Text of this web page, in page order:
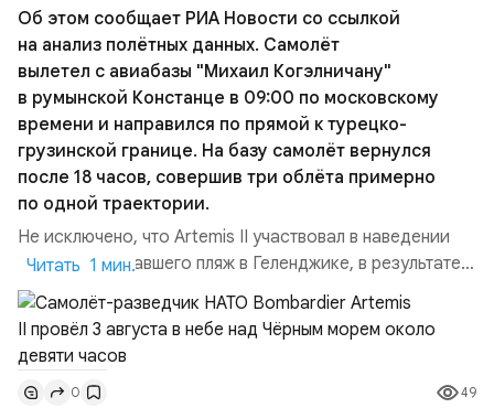
Об этом сообщает РИА Новости со ссылкой
на анализ полётных данных. Самолёт
вылетел с авиабазы "Михаил Когэлничану"
в румынской Констанце в 09:00 по московскому
времени и направился по прямой к турецко-
грузинской границе. На базу самолёт вернулся
после 18 часов, совершив три облёта примерно
по одной траектории.
Не исключено, что Artemis II участвовал в наведении
дрона, атаковавшего пляж в Геленджике, в результате
чего погибло 7 человек, включая троих детей. Позже
турецкая газета Cumhuriyet сообщила об атаке
украинских дронов в Чёрном море на ️судно Nadezhda
под флагом Камеруна, перевозившее из турецкого
порта Самсун в Новороссийск свежие овощи и фрукты.
Читать 1 мин.
0 49